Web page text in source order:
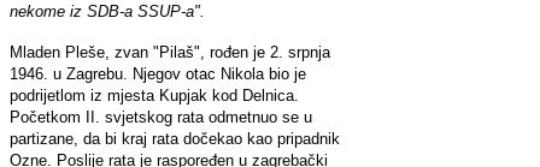
nekome iz SDB-a SSUP-a".
Mladen Pleše, zvan "Pilaš", rođen je 2. srpnja
1946. u Zagrebu. Njegov otac Nikola bio je
podrijetlom iz mjesta Kupjak kod Delnica.
Početkom II. svjetskog rata odmetnuo se u
partizane, da bi kraj rata dočekao kao pripadnik
Ozne. Poslije rata je raspoređen u zagrebački